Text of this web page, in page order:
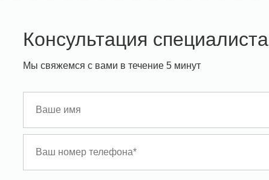
Консультация специалиста
Мы свяжемся с вами в течение 5 минут